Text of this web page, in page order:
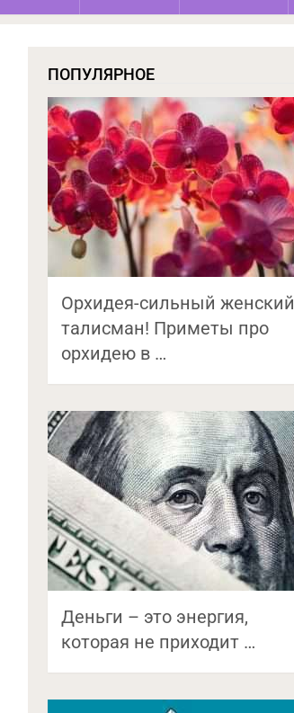
ПОПУЛЯРНОЕ
Орхидея-сильный женский
талисман! Приметы про
орхидею в …
Деньги – это энергия,
которая не приходит …